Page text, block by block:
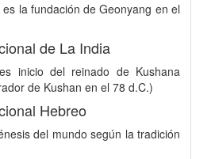
la fundación de Geonyang en el
de La India
inicio del reinado de Kushana
de Kushan en el 78 d.C.)
Calendario Tradicional Hebreo
del mundo según la tradición